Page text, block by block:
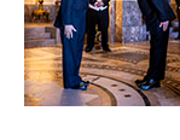
COMPÉTENCE
Compétence en
matière